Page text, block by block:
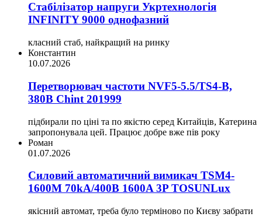
Стабілізатор напруги Укртехнологія
INFINITY 9000 однофазний
класний стаб, найкращий на ринку
Константин
10.07.2026
Перетворювач частоти NVF5-5.5/TS4-B,
380В Chint 201999
підбирали по ціні та по якістю серед Китайців, Катерина
запропонувала цей. Працює добре вже пів року
Роман
01.07.2026
Силовий автоматичний вимикач TSM4-
1600M 70kA/400B 1600A 3P TOSUNLux
якісний автомат, треба було терміново по Києву забрати